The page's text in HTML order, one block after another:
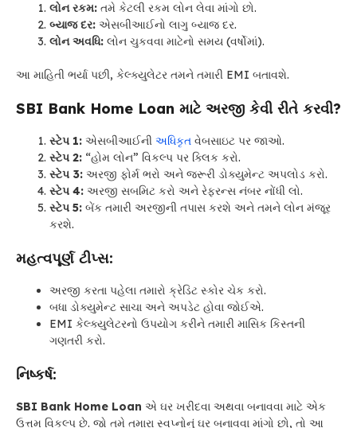
લોન રકમ: તમે કેટલી રકમ લોન લેવા માંગો છો.
બ્યાજ દર: એસબીઆઈનો લાગુ બ્યાજ દર.
લોન અવધિ: લોન ચુકવવા માટેનો સમય (વર્ષોમાં).
આ માહિતી ભર્યા પછી, કેલ્ક્યુલેટર તમને તમારી EMI બતાવશે.
SBI Bank Home Loan માટે અરજી કેવી રીતે કરવી?
સ્ટેપ 1: એસબીઆઈની અધિકૃત વેબસાઇટ પર જાઓ.
સ્ટેપ 2: “હોમ લોન” વિકલ્પ પર ક્લિક કરો.
સ્ટેપ 3: અરજી ફોર્મ ભરો અને જરૂરી ડોક્યુમેન્ટ અપલોડ કરો.
સ્ટેપ 4: અરજી સબમિટ કરો અને રેફરન્સ નંબર નોંધી લો.
સ્ટેપ 5: બેંક તમારી અરજીની તપાસ કરશે અને તમને લોન મંજૂર
કરશે.
મહત્વપૂર્ણ ટીપ્સ:
અરજી કરતા પહેલા તમારો ક્રેડિટ સ્કોર ચેક કરો.
બધા ડોક્યુમેન્ટ સાચા અને અપડેટ હોવા જોઈએ.
EMI કેલ્ક્યુલેટરનો ઉપયોગ કરીને તમારી માસિક કિસ્તની
ગણતરી કરો.
નિષ્કર્ષ:
SBI Bank Home Loan એ ઘર ખરીદવા અથવા બનાવવા માટે એક
ઉત્તમ વિકલ્પ છે. જો તમે તમારા સ્વપ્નોનું ઘર બનાવવા માંગો છો, તો આ